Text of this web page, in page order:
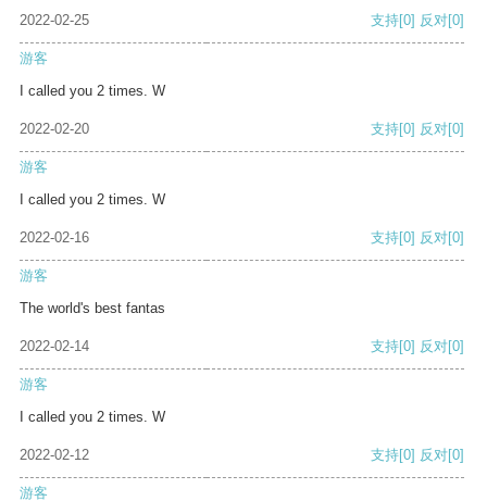
2022-02-25 支持[0] 反对[0]
游客
I called you 2 times. W
2022-02-20 支持[0] 反对[0]
游客
I called you 2 times. W
2022-02-16 支持[0] 反对[0]
游客
The world's best fantas
2022-02-14 支持[0] 反对[0]
游客
I called you 2 times. W
2022-02-12 支持[0] 反对[0]
游客